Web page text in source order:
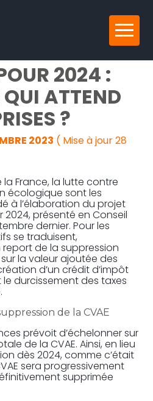
DE
2024 :
ATTEND
?
2023 ( Mise à jour 28
France, la lutte contre
écologique sont les
à l’élaboration du projet
présenté en Conseil
dernier. Pour les
se traduisent,
de la suppression
la valeur ajoutée des
d’un crédit d’impôt
le durcissement des taxes
de la CVAE
prévoit d’échelonner sur
de la CVAE. Ainsi, en lieu
dès 2024, comme c’était
sera progressivement
supprimée